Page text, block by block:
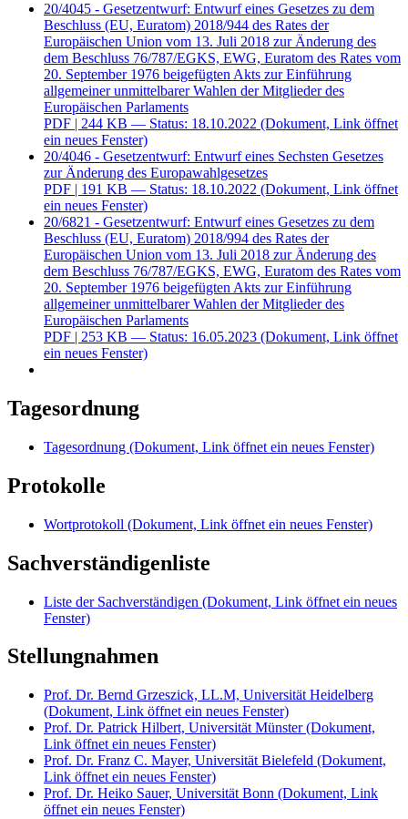
20/4045 - Gesetzentwurf: Entwurf eines Gesetzes zu dem
Beschluss (EU, Euratom) 2018/944 des Rates der
Europäischen Union vom 13. Juli 2018 zur Änderung des
dem Beschluss 76/787/EGKS, EWG, Euratom des Rates vom
20. September 1976 beigefügten Akts zur Einführung
allgemeiner unmittelbarer Wahlen der Mitglieder des
Europäischen Parlaments
PDF | 244 KB — Status: 18.10.2022 (Dokument, Link öffnet
ein neues Fenster)
20/4046 - Gesetzentwurf: Entwurf eines Sechsten Gesetzes
zur Änderung des Europawahlgesetzes
PDF | 191 KB — Status: 18.10.2022 (Dokument, Link öffnet
ein neues Fenster)
20/6821 - Gesetzentwurf: Entwurf eines Gesetzes zu dem
Beschluss (EU, Euratom) 2018/994 des Rates der
Europäischen Union vom 13. Juli 2018 zur Änderung des
dem Beschluss 76/787/EGKS, EWG, Euratom des Rates vom
20. September 1976 beigefügten Akts zur Einführung
allgemeiner unmittelbarer Wahlen der Mitglieder des
Europäischen Parlaments
PDF | 253 KB — Status: 16.05.2023 (Dokument, Link öffnet
ein neues Fenster)
Tagesordnung
Tagesordnung (Dokument, Link öffnet ein neues Fenster)
Protokolle
Wortprotokoll (Dokument, Link öffnet ein neues Fenster)
Sachverständigenliste
Liste der Sachverständigen (Dokument, Link öffnet ein neues
Fenster)
Stellungnahmen
Prof. Dr. Bernd Grzeszick, LL.M, Universität Heidelberg
(Dokument, Link öffnet ein neues Fenster)
Prof. Dr. Patrick Hilbert, Universität Münster(Dokument,
Link öffnet ein neues Fenster)
Prof. Dr. Franz C. Mayer, Universität Bielefeld (Dokument,
Link öffnet ein neues Fenster)
Prof. Dr. Heiko Sauer, Universität Bonn (Dokument, Link
öffnet ein neues Fenster)